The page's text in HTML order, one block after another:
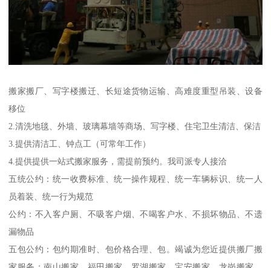
搬家搬厂、写字楼搬迁、长短途货物运输、高难度重型吊装、设备
移位
2.清洗地毯、外墙、玻璃幕墙等商场、写字楼、住宅卫生清洁、保洁
3.提供清洁工、钟点工（可常年工作）
4.提供提供一站式搬家服务，需提前预约。我司派专人接洽
五统公约：统一收费标准、统一操作规程、统一车辆标识、统一人
员着装、统一行为规范
公约：不入客户厕、不吸客户烟、不喝客户水、不损坏物品、不遗
漏物品
五包公约：包约期准时、包价格合理、包。竭诚为您近提供搬厂搬